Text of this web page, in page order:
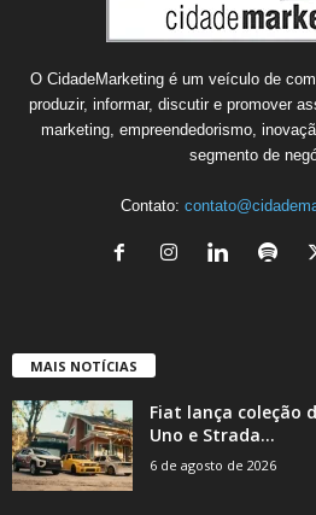
O CidadeMarketing é um veículo de
produzir, informar, discutir e promover
marketing, empreendedorismo,
segmento de
Contato:
MAIS NOTÍCIAS
Fiat lança coleção
Uno e Strada...
6 de agosto de 2026